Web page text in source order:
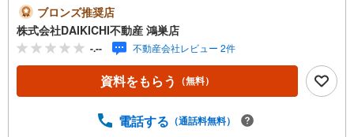
お客様をサポート致します。各スタッフは年間に40件前後
の引き渡しを経験しておりますので、安心、安全のお取引
ができる事をお約束いたします。 住宅ローンや火災保険、
ライフライン（電気、ガス、水道等）や税金の控除手続き
まで、不動産購入に関わる全ての手続きを私共がサポート
いたします。 お客様のご不明点は丁寧にご説明いたします
いて、「どこに、なんで、いくら」全てご説明いたしま
ブロンズ推奨店
株式会社DAIKICHI不動産 鴻巣店
-.-- 不動産会社レビュー 2件
資料をもらう （無料）
電話する （通話料無料）